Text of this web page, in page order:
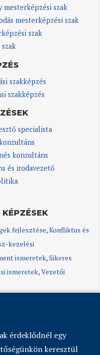
mesterképzési szak
mesterképzési szak
szak
szakképzés
szakképzés
specialista
konzultáns
és irodavezető
fejlesztése,Konfliktus és
kezelési
ismeretek,Sikeres
ismeretek,Vezetői
érdeklődnél egy
keresztül